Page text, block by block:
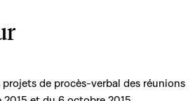
de procès-verbal des réunions